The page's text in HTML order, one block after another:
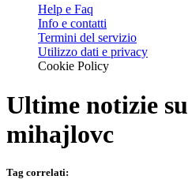
Help e Faq
Info e contatti
Termini del servizio
Utilizzo dati e privacy
Cookie Policy
Ultime notizie su
mihajlovc
Tag correlati: